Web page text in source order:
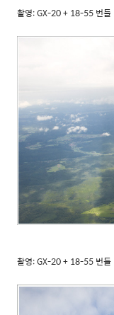
촬영: GX-20 + 18-55 번들
촬영: GX-20 + 18-55 번들